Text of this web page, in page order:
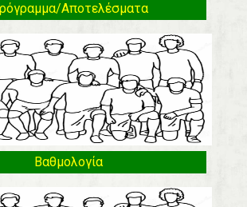
Αποτελέσματα
Βαθμολογία